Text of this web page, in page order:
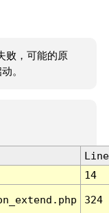
败，可能的原
。
Line
14
324